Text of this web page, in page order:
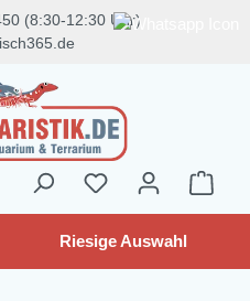
(8:30-12:30 Uhr)
Riesige Auswahl